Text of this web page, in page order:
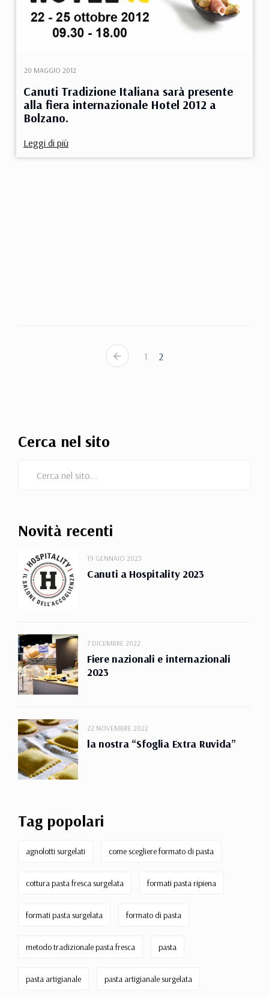
Canuti Tradizione Italiana sarà presente
alla fiera internazionale Hotel 2012 a
Bolzano.
20 MAGGIO 2012
Leggi di più
1 2
Cerca nel sito
Novità recenti
Canuti a Hospitality 2023
19 GENNAIO 2023
Fiere nazionali e internazionali
2023
7 DICEMBRE 2022
la nostra “Sfoglia Extra Ruvida”
22 NOVEMBRE 2022
Tag popolari
agnolotti surgelati come scegliere formato di pasta
cottura pasta fresca surgelata formati pasta ripiena
formati pasta surgelata formato di pasta
metodo tradizionale pasta fresca pasta
pasta artigianale pasta artigianale surgelata